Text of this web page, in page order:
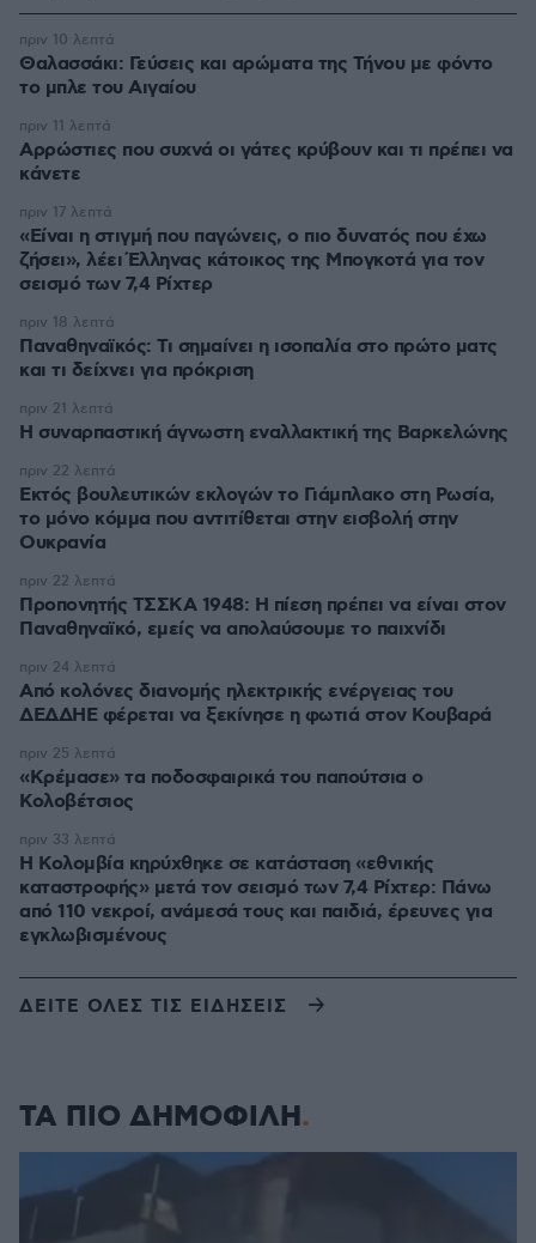
Θαλασσάκι: Γεύσεις και αρώματα της Τήνου με φόντο
το μπλε του Αιγαίου
πριν 10 λεπτά
Αρρώστιες που συχνά οι γάτες κρύβουν και τι πρέπει να
κάνετε
πριν 11 λεπτά
«Είναι η στιγμή που παγώνεις, ο πιο δυνατός που έχω
ζήσει», λέει Έλληνας κάτοικος της Μπογκοτά για τον
σεισμό των 7,4 Ρίχτερ
πριν 17 λεπτά
Παναθηναϊκός: Τι σημαίνει η ισοπαλία στο πρώτο ματς
και τι δείχνει για πρόκριση
πριν 18 λεπτά
H συναρπαστική άγνωστη εναλλακτική της Βαρκελώνης
πριν 21 λεπτά
Εκτός βουλευτικών εκλογών το Γιάμπλακο στη Ρωσία,
το μόνο κόμμα που αντιτίθεται στην εισβολή στην
Ουκρανία
πριν 22 λεπτά
Προπονητής ΤΣΣΚΑ 1948: Η πίεση πρέπει να είναι στον
Παναθηναϊκό, εμείς να απολαύσουμε το παιχνίδι
πριν 22 λεπτά
Από κολόνες διανομής ηλεκτρικής ενέργειας του
ΔΕΔΔΗΕ φέρεται να ξεκίνησε η φωτιά στον Κουβαρά
πριν 24 λεπτά
«Κρέμασε» τα ποδοσφαιρικά του παπούτσια ο
Κολοβέτσιος
πριν 25 λεπτά
Η Κολομβία κηρύχθηκε σε κατάσταση «εθνικής
καταστροφής» μετά τον σεισμό των 7,4 Ρίχτερ: Πάνω
από 110 νεκροί, ανάμεσά τους και παιδιά, έρευνες για
εγκλωβισμένους
πριν 33 λεπτά
ΔΕΙΤΕ ΟΛΕΣ ΤΙΣ ΕΙΔΗΣΕΙΣ
ΤΑ ΠΙΟ ΔΗΜΟΦΙΛΗ